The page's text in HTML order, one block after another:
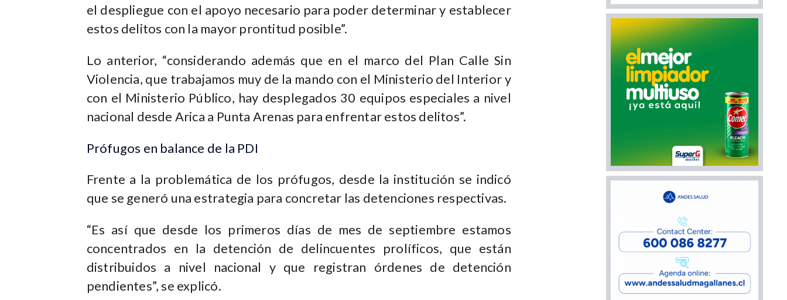
el despliegue con el apoyo necesario para poder determinar y establecer
estos delitos con la mayor prontitud posible”.
Lo anterior, “considerando además que en el marco del Plan Calle Sin
Violencia, que trabajamos muy de la mando con el Ministerio del Interior y
con el Ministerio Público, hay desplegados 30 equipos especiales a nivel
nacional desde Arica a Punta Arenas para enfrentar estos delitos”.
Prófugos en balance de la PDI
Frente a la problemática de los prófugos, desde la institución se indicó
que se generó una estrategia para concretar las detenciones respectivas.
“Es así que desde los primeros días de mes de septiembre estamos
concentrados en la detención de delincuentes prolíficos, que están
distribuidos a nivel nacional y que registran órdenes de detención
pendientes”, se explicó.